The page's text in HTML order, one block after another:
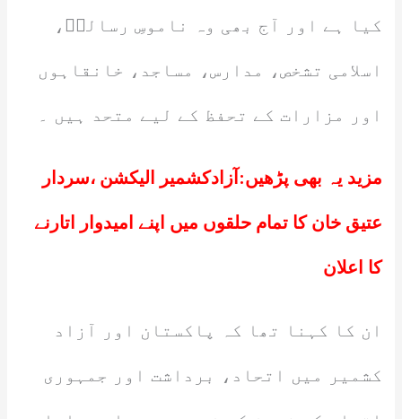
کیا ہے اور آج بھی وہ ناموسِ رسالتؐ،
اسلامی تشخص، مدارس، مساجد، خانقاہوں
اور مزارات کے تحفظ کے لیے متحد ہیں ۔
مزید یہ بھی پڑھیں: آزادکشمیر الیکشن ،سردار
عتیق خان کا تمام حلقوں میں اپنے امیدوار اتارنے
کا اعلان
ان کا کہنا تھا کہ پاکستان اور آزاد
کشمیر میں اتحاد، برداشت اور جمہوری